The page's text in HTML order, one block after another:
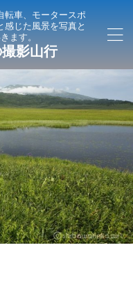
転車、モータースポ
感じた風景を写真と
ます。
影山行